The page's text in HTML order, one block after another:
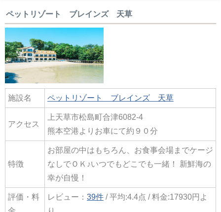
ペットリゾート ブレインズ 天草
施設名 ペットリゾート ブレインズ 天草
アクセス
上天草市松島町合津6082-4
熊本空港よりお車にて約９０分
特徴
お部屋の中はもちろん、お食事会場までケージ
なしでＯＫ♪いつでもどこでも一緒！ 新鮮海の
幸が自慢！
評価・料
レビュー： 39件/ 平均:4.4点 / 料金:17930円よ